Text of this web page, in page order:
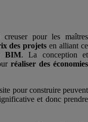
pour les maîtres
des projets en alliant ce
BIM. La conception et
réaliser des économies
pour construire peuvent
et donc prendre